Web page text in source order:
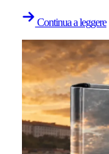
Continua a leggere